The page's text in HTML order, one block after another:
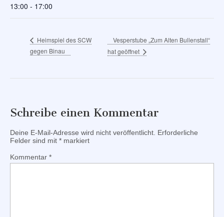
13:00 - 17:00
Heimspiel des SCW
gegen Binau
Vesperstube „Zum Alten Bullenstall“
hat geöffnet
Schreibe einen Kommentar
Deine E-Mail-Adresse wird nicht veröffentlicht. Erforderliche
Felder sind mit * markiert
Kommentar *